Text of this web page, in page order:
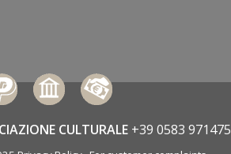
CULTURALE +39 0583 971475